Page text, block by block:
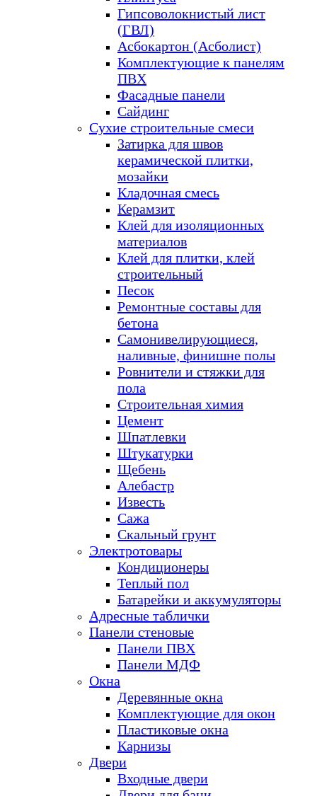
Гипсоволокнистый лист
(ГВЛ)
Асбокартон (Асболист)
Комплектующие к панелям
ПВХ
Фасадные панели
Сайдинг
Сухие строительные смеси
Затирка для швов
керамической плитки,
мозайки
Кладочная смесь
Керамзит
Клей для изоляционных
материалов
Клей для плитки, клей
строительный
Песок
Ремонтные составы для
бетона
Самонивелирующиеся,
наливные, финишне полы
Ровнители и стяжки для
пола
Строительная химия
Цемент
Шпатлевки
Штукатурки
Щебень
Алебастр
Известь
Сажа
Скальный грунт
Электротовары
Кондиционеры
Теплый пол
Батарейки и аккумуляторы
Адресные таблички
Панели стеновые
Панели ПВХ
Панели МДФ
Окна
Деревянные окна
Комплектующие для окон
Пластиковые окна
Карнизы
Двери
Входные двери